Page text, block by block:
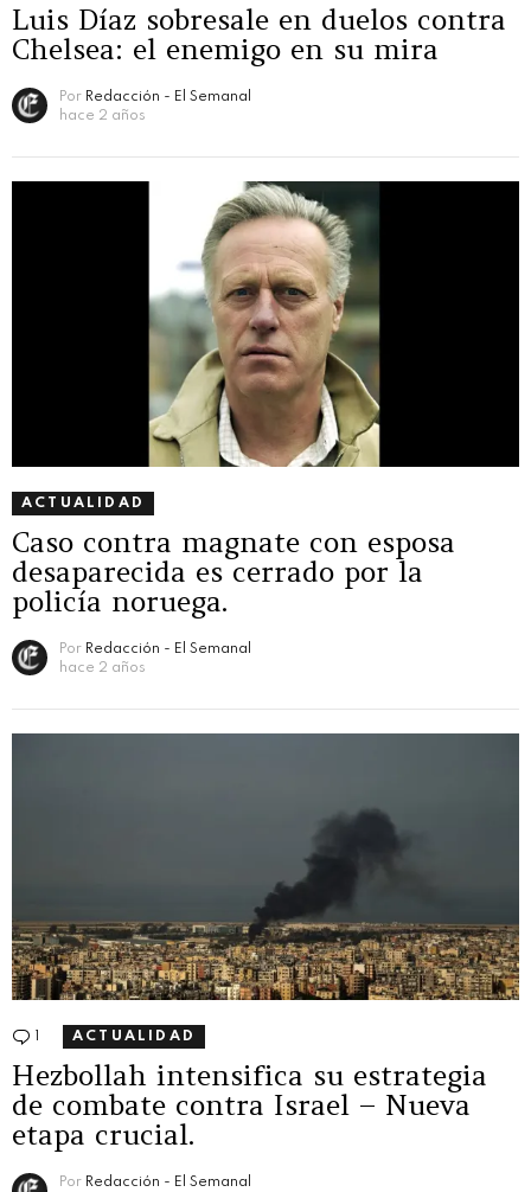
Luis Díaz sobresale en duelos contra
Chelsea: el enemigo en su mira
Por Redacción - El Semanal
hace 2 años
ACTUALIDAD
Caso contra magnate con esposa
desaparecida es cerrado por la
policía noruega.
Por Redacción - El Semanal
hace 2 años
Comentario
ACTUALIDAD
Hezbollah intensifica su estrategia
de combate contra Israel – Nueva
etapa crucial.
Por Redacción - El Semanal